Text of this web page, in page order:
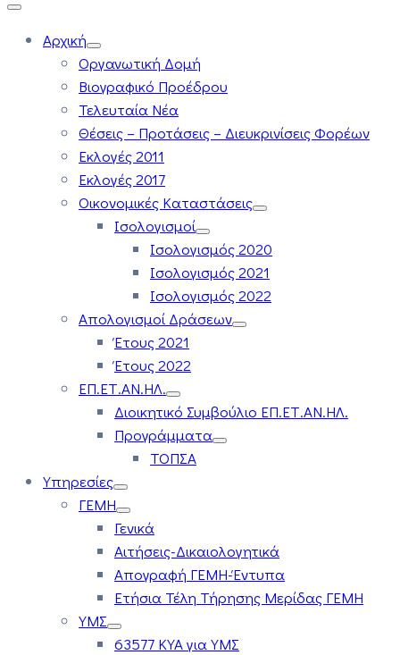
Αρχική
Οργανωτική Δομή
Βιογραφικό Προέδρου
Τελευταία Νέα
Θέσεις – Προτάσεις – Διευκρινίσεις Φορέων
Εκλογές 2011
Εκλογές 2017
Οικονομικές Καταστάσεις
Ισολογισμοί
Ισολογισμός 2020
Ισολογισμός 2021
Ισολογισμός 2022
Απολογισμοί Δράσεων
Έτους 2021
Έτους 2022
ΕΠ.ΕΤ.ΑΝ.ΗΛ.
Διοικητικό Συμβούλιο ΕΠ.ΕΤ.ΑΝ.ΗΛ.
Προγράμματα
ΤΟΠΣΑ
Υπηρεσίες
ΓΕΜΗ
Γενικά
Αιτήσεις-Δικαιολογητικά
Απογραφή ΓΕΜΗ-Έντυπα
Ετήσια Τέλη Τήρησης Μερίδας ΓΕΜΗ
ΥΜΣ
63577 ΚΥΑ για ΥΜΣ